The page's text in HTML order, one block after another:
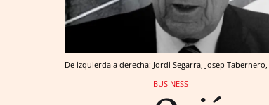
De izquierda a derecha: Jordi Segarra, Josep
BUSINESS